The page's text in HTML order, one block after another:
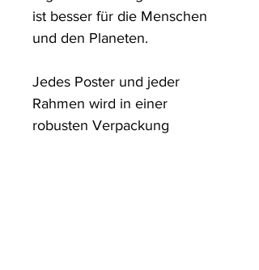
ist besser für die Menschen
und den Planeten.
Jedes Poster und jeder
Rahmen wird in einer
robusten Verpackung